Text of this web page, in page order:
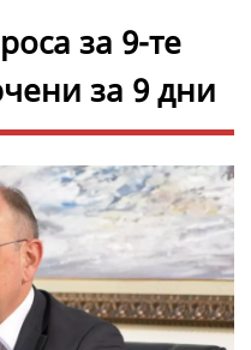
за 9-те
за 9 дни